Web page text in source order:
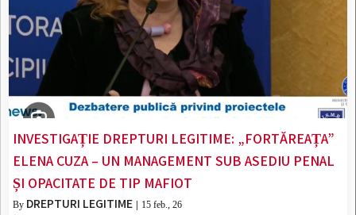
INVESTIGAȚIE DREPTURI LEGITIME: „FORTĂREAȚA”
ELENA CUZA – UN MANAGEMENT SUB ASEDIU PENAL
ȘI OPACITATE DE TIP MAFIOT
By DREPTURI LEGITIME 15 feb., 26